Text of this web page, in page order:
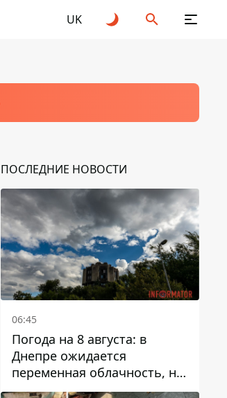
UK
ПОСЛЕДНИЕ НОВОСТИ
06:45
Погода на 8 августа: в
Днепре ожидается
переменная облачность, но
может пойти дождь